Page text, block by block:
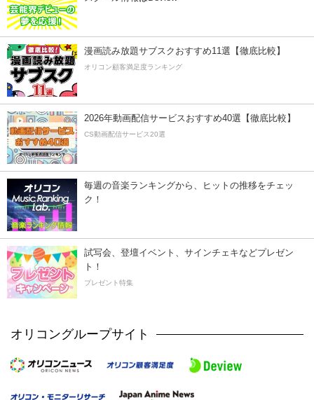
漫画読み放題サブスクおすすめ11選【徹底比較】
オリコン顧客満足度ランキング
2026年動画配信サービスおすすめ40選【徹底比較】
CS動画配信サービス20選
毎週の音楽ランキングから、ヒットの推移をチェッ
ク！
試写会、登壇イベント、サインチェキなどプレゼン
ト！
プレゼント特集
オリコングループサイト